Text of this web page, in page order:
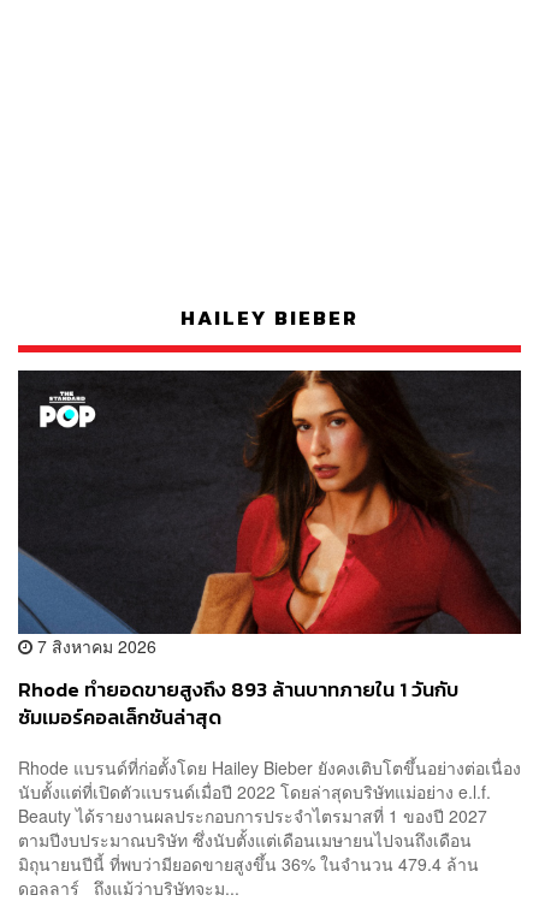
HAILEY BIEBER
7 สิงหาคม 2026
Rhode ทำยอดขายสูงถึง 893 ล้านบาทภายใน 1 วันกับ
ซัมเมอร์คอลเล็กชันล่าสุด
Rhode แบรนด์ที่ก่อตั้งโดย Hailey Bieber ยังคงเติบโตขึ้นอย่างต่อเนื่อง
นับตั้งแต่ที่เปิดตัวแบรนด์เมื่อปี 2022 โดยล่าสุดบริษัทแม่อย่าง e.l.f.
Beauty ได้รายงานผลประกอบการประจำไตรมาสที่ 1 ของปี 2027
ตามปีงบประมาณบริษัท ซึ่งนับตั้งแต่เดือนเมษายนไปจนถึงเดือน
มิถุนายนปีนี้ ที่พบว่ามียอดขายสูงขึ้น 36% ในจำนวน 479.4 ล้าน
ดอลลาร์ ถึงแม้ว่าบริษัทจะม...